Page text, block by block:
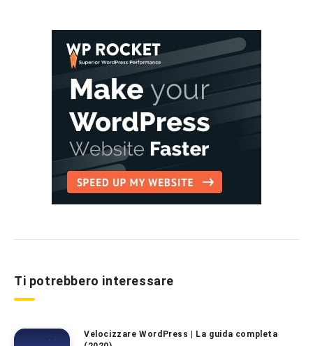
Ti potrebbero interessare
Velocizzare WordPress | La guida completa